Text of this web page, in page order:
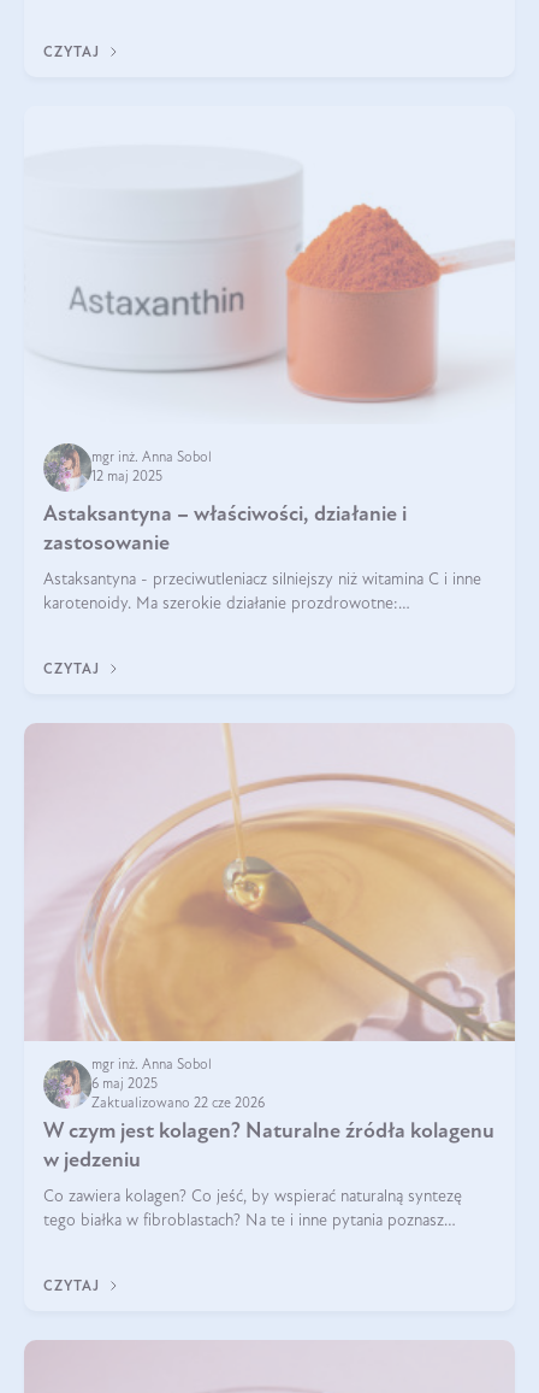
CZYTAJ
mgr inż. Anna Sobol
12 maj 2025
Astaksantyna – właściwości, działanie i
zastosowanie
Astaksantyna - przeciwutleniacz silniejszy niż witamina C i inne
karotenoidy. Ma szerokie działanie prozdrowotne:
CZYTAJ
mgr inż. Anna Sobol
6 maj 2025
Zaktualizowano 22 cze 2026
W czym jest kolagen? Naturalne źródła kolagenu
w jedzeniu
Co zawiera kolagen? Co jeść, by wspierać naturalną syntezę
tego białka w fibroblastach? Na te i inne pytania poznasz
CZYTAJ